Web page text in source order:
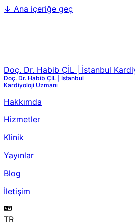
↓ Ana içeriğe geç
Doç. Dr. Habib ÇİL | İstanbul
Doç. Dr. Habib ÇİL | İstanbul
Kardiyoloji Uzmanı
Hakkımda
Hizmetler
Klinik
Yayınlar
Blog
İletişim
TR